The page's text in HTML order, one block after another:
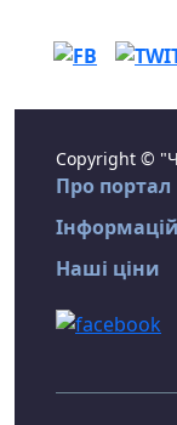
Copyright ©
Про портал
Наші ціни